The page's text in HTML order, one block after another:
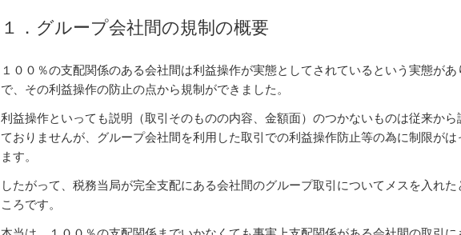
１．グループ会社間の規制の概要
１００％の支配関係のある会社間は利益操作が実態としてされているという実態があ
で、 その利益操作の防止の点から規制ができました。
利益操作といっても説明（取引そのものの内容、金額面）のつかないものは従来から
ておりませんが、グループ会社間を利用した取引での利益操作防止等の為に制限がは
ます。
したがって、税務当局が完全支配にある会社間のグループ取引について メスを入れた
ころです。